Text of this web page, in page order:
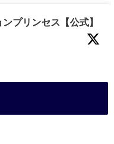
プリンセス【公式】
町・白良湯」